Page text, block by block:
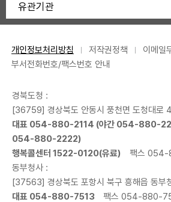
유관기관
개인정보처리방침 저작권정책
이메일
부서전화번호/팩스번호 안내
경북도청 :
[36759] 경상북도 안동시 풍천면 도청대로
대표 054-880-2114 (야간 054-880-
054-880-2222)
행복콜센터 1522-0120(유료)
팩스
동부청사 :
[37563] 경상북도 포항시 북구 흥해읍 동부
대표 054-880-7513 팩스 054-880-